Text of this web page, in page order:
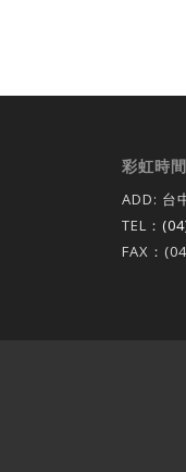
彩虹時
ADD: 台
TEL：
FAX：